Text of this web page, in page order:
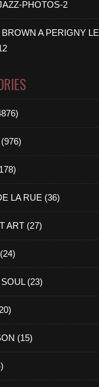
PHOTOS-2
A PERIGNY LE
LA RUE (36)
ART (27)
(23)
(15)